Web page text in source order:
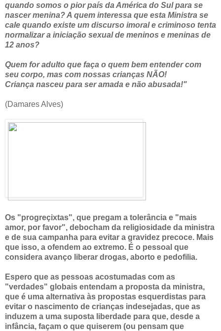
quando somos o pior país da América do Sul para se
nascer menina? A quem interessa que esta Ministra se
cale quando existe um discurso imoral e criminoso tenta
normalizar a iniciação sexual de meninos e meninas de
12 anos?
Quem for adulto que faça o quem bem entender com
seu corpo, mas com nossas crianças NÃO!
Criança nasceu para ser amada e não abusada!"
(Damares Alves)
Os "progreçixtas", que pregam a tolerância e "mais
amor, por favor", debocham da religiosidade da ministra
e de sua campanha para evitar a gravidez precoce. Mais
que isso, a ofendem ao extremo. É o pessoal que
considera avanço liberar drogas, aborto e pedofilia.
Espero que as pessoas acostumadas com as
"verdades" globais entendam a proposta da ministra,
que é uma alternativa às propostas esquerdistas para
evitar o nascimento de crianças indesejadas, que as
induzem a uma suposta liberdade para que, desde a
infância, façam o que quiserem (ou pensam que